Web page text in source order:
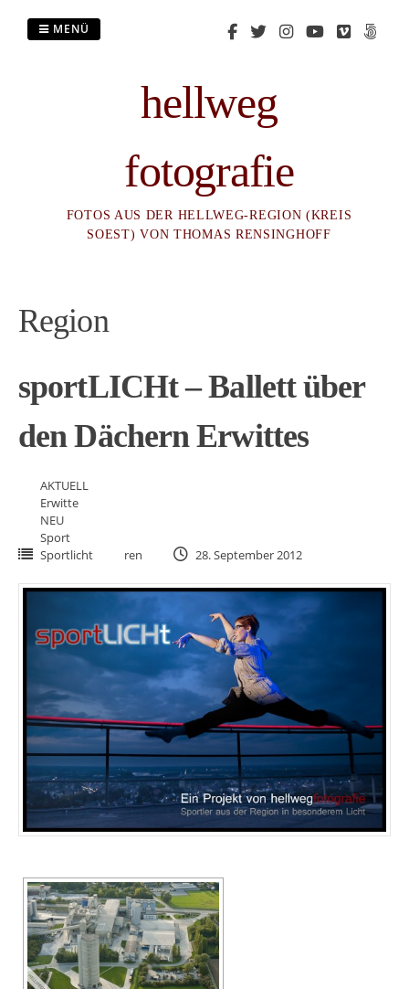
hellweg
fotografie
FOTOS AUS DER HELLWEG-REGION (KREIS
SOEST) VON THOMAS RENSINGHOFF
MENÜ
Region
sportLICHt – Ballett über
den Dächern Erwittes
AKTUELL
Erwitte
NEU
Sport
Sportlicht
ren 28. September 2012